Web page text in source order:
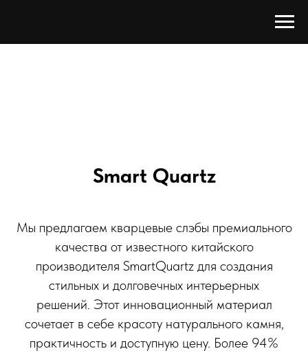
Smart Quartz
Мы предлагаем кварцевые слэбы премиального
качества от известного китайского
производителя SmartQuartz для создания
стильных и долговечных интерьерных
решений. Этот инновационный материал
сочетает в себе красоту натурального камня,
практичность и доступную цену. Более 94%